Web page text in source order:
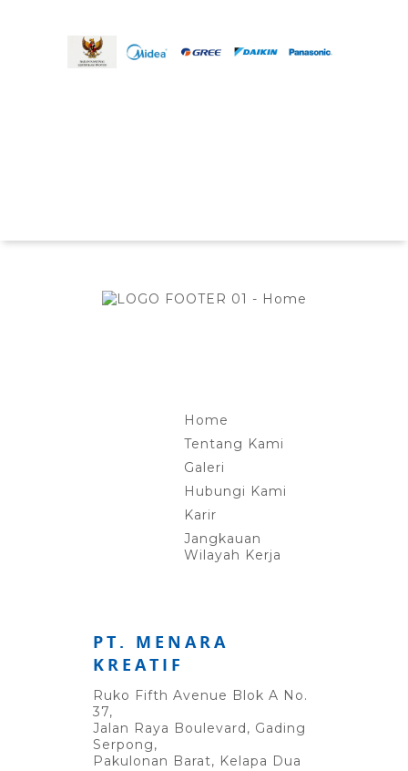
Home
Tentang Kami
Galeri
Hubungi Kami
Karir
Jangkauan
Wilayah Kerja
PT. MENARA
KREATIF
Ruko Fifth Avenue Blok A No.
37,
Jalan Raya Boulevard, Gading
Serpong,
Pakulonan Barat, Kelapa Dua